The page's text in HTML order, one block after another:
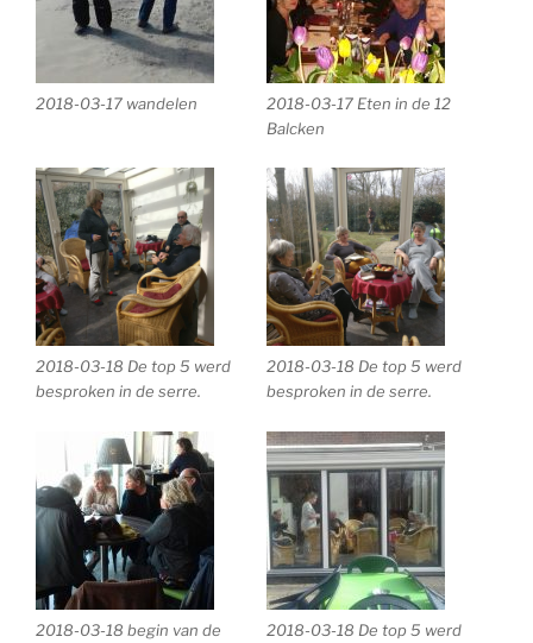
2018-03-17 wandelen
2018-03-17 Eten in de 12
Balcken
2018-03-18 De top 5 werd
besproken in de serre.
2018-03-18 De top 5 werd
besproken in de serre.
2018-03-18 begin van de
2018-03-18 De top 5 werd